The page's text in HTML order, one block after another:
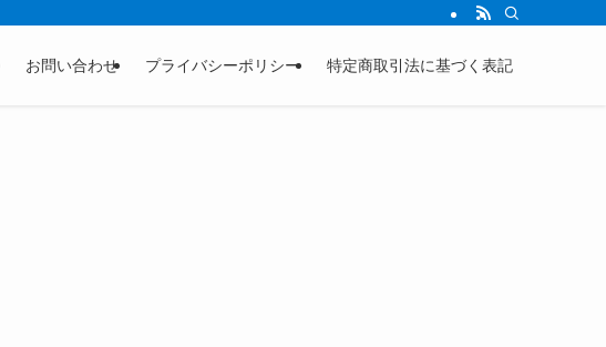
お問い合わせ プライバシーポリシー 特定商取引法に基づく表記